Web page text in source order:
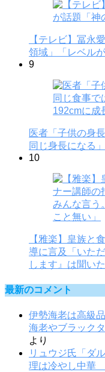
【テレビ】冨永
領域」「レベル
9
医者「子供の身
同じ身長になる
10
【雅楽】皇族と
導に言及「いた
します』は聞い
最新のコメント
伊勢海老は高級
海老やブラック
より
リュウジ氏「ダ
理は冷やし中華